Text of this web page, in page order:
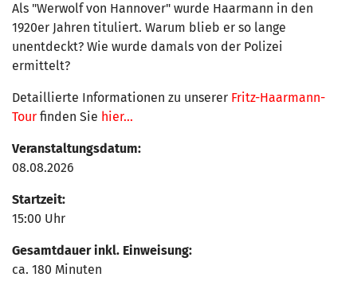
Als "Werwolf von Hannover" wurde Haarmann in den
1920er Jahren tituliert. Warum blieb er so lange
unentdeckt? Wie wurde damals von der Polizei
ermittelt?
Detaillierte Informationen zu unserer Fritz-Haarmann-
Tour finden Sie hier...
Veranstaltungsdatum:
08.08.2026
Startzeit:
15:00 Uhr
Gesamtdauer inkl. Einweisung:
ca. 180 Minuten